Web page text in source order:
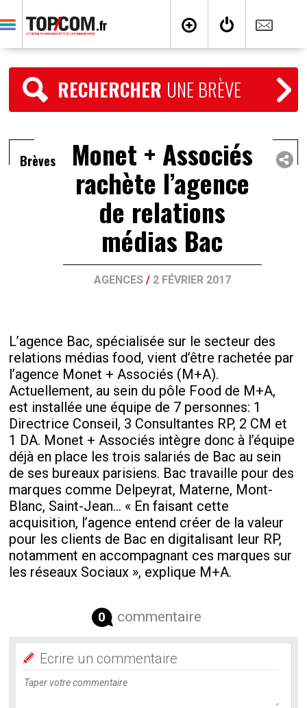
RECHERCHER UNE BRÈVE
Brèves Monet + Associés
rachète l’agence
de relations
médias Bac
AGENCES / 2 FÉVRIER 2017
L’agence Bac, spécialisée sur le secteur des
relations médias food, vient d’être rachetée par
l’agence Monet + Associés (M+A).
Actuellement, au sein du pôle Food de M+A,
est installée une équipe de 7 personnes: 1
Directrice Conseil, 3 Consultantes RP, 2 CM et
1 DA. Monet + Associés intègre donc à l’équipe
déjà en place les trois salariés de Bac au sein
de ses bureaux parisiens. Bac travaille pour des
marques comme Delpeyrat, Materne, Mont-
Blanc, Saint-Jean... « En faisant cette
acquisition, l’agence entend créer de la valeur
pour les clients de Bac en digitalisant leur RP,
notamment en accompagnant ces marques sur
les réseaux Sociaux », explique M+A.
0 commentaire
Ecrire un commentaire